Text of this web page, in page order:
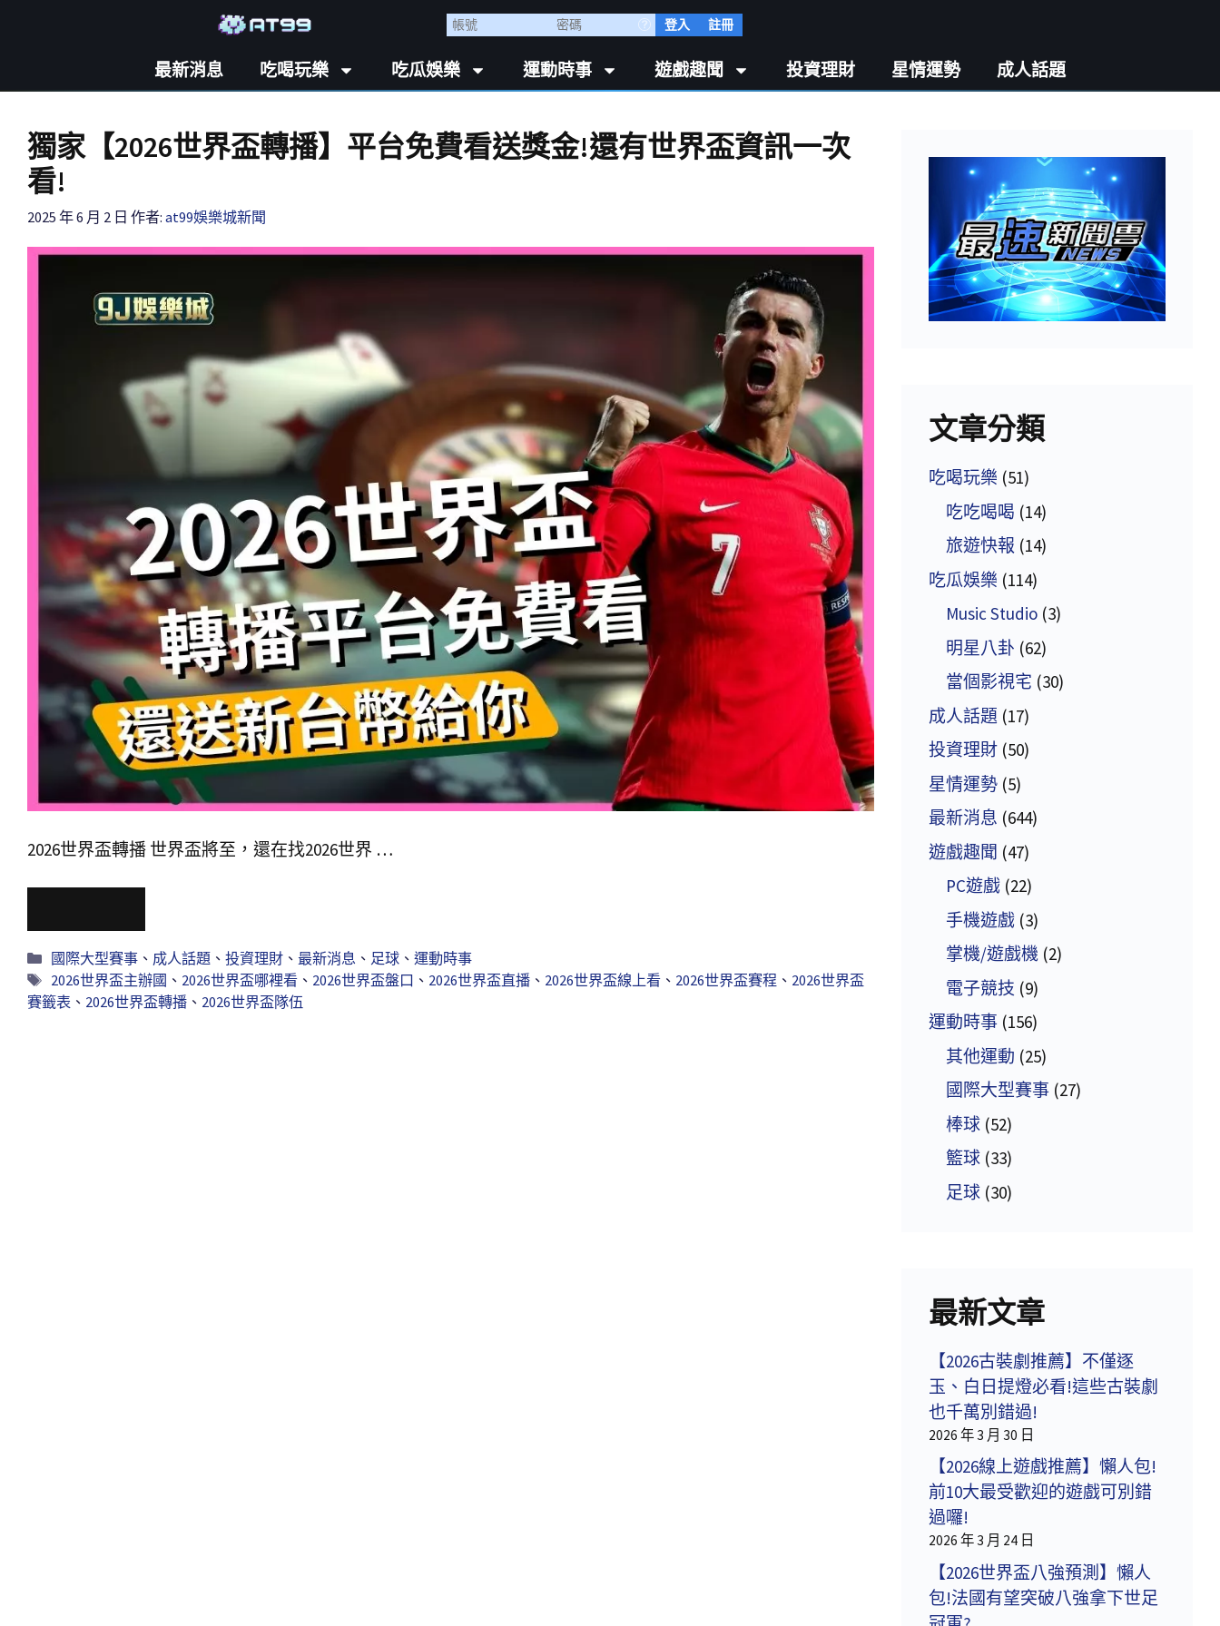
登入 註冊
最新消息 吃喝玩樂 吃瓜娛樂 運動時事 遊戲趣聞 投資理財 星情運勢 成人話題
獨家【2026世界盃轉播】平台免費看送獎金!還有世界盃資訊一次
看!
2025 年 6 月 2 日 作者: at99娛樂城新聞
2026世界盃轉播 世界盃將至，還在找2026世界 …
國際大型賽事、 成人話題、 投資理財、 最新消息 、 足球、 運動時事
2026世界盃主辦國 、 2026世界盃哪裡看、 2026世界盃盤口 、 2026世界盃直播、 2026世界盃線上看、 2026世界盃賽程 、 2026世界盃
賽籤表 、 2026世界盃轉播 、 2026世界盃隊伍
文章分類
吃喝玩樂 (51)
吃吃喝喝 (14)
旅遊快報 (14)
吃瓜娛樂 (114)
Music Studio (3)
明星八卦 (62)
當個影視宅 (30)
成人話題 (17)
投資理財 (50)
星情運勢 (5)
最新消息 (644)
遊戲趣聞 (47)
PC遊戲 (22)
手機遊戲 (3)
掌機/遊戲機 (2)
電子競技 (9)
運動時事 (156)
其他運動 (25)
國際大型賽事 (27)
棒球 (52)
籃球 (33)
足球 (30)
最新文章
【2026古裝劇推薦】不僅逐
玉、白日提燈必看!這些古裝劇
也千萬別錯過!
2026 年 3 月 30 日
【2026線上遊戲推薦】懶人包!
前10大最受歡迎的遊戲可別錯
過囉!
2026 年 3 月 24 日
【2026世界盃八強預測】懶人
包!法國有望突破八強拿下世足